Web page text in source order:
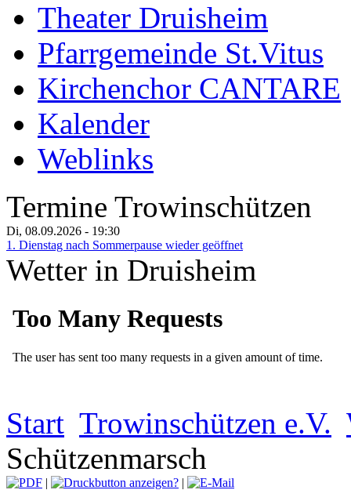
Theater Druisheim
Pfarrgemeinde St.Vitus
Kirchenchor CANTARE
Kalender
Weblinks
Termine Trowinschützen
Di, 08.09.2026 - 19:30
1. Dienstag nach Sommerpause wieder geöffnet
Wetter in Druisheim
Start Trowinschützen e.V.
Schützenmarsch
| |